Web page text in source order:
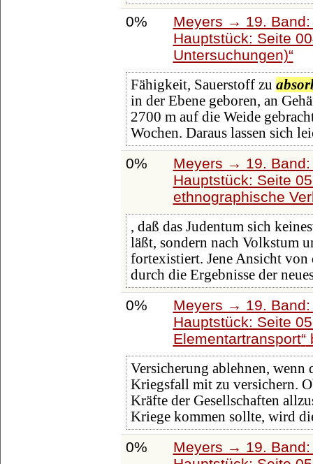
0%
Meyers → 19.
Hauptstück: Seite
Untersuchungen)
Fähigkeit, Sauerstoff zu
in der Ebene geboren, an
2700 m auf die Weide
Wochen. Daraus lassen sich
0%
Meyers → 19.
Hauptstück: Seite
ethnographische
, daß das Judentum sich
läßt, sondern nach Volkstum
fortexistiert. Jene Ansicht von
durch die Ergebnisse der
0%
Meyers → 19.
Hauptstück: Seite
Elementartransport
Versicherung ablehnen,
Kriegsfall mit zu versichern.
Kräfte der Gesellschaften
Kriege kommen sollte, wird
0%
Meyers → 19.